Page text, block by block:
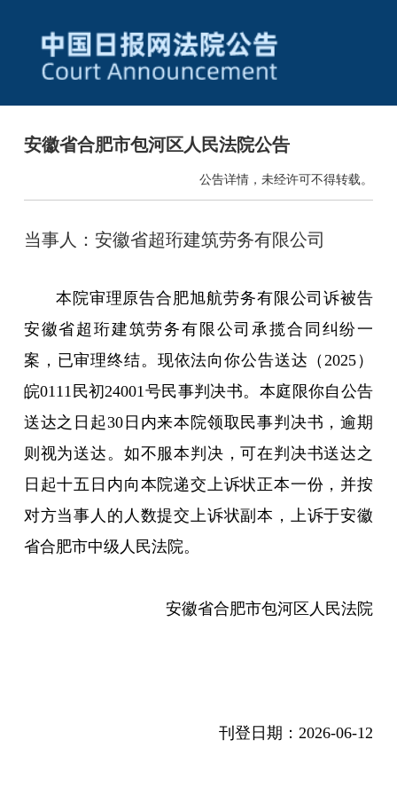
安徽省合肥市包河区人民法院公告
公告详情，未经许可不得转载。
当事人：安徽省超珩建筑劳务有限公司
本院审理原告合肥旭航劳务有限公司诉被告
安徽省超珩建筑劳务有限公司承揽合同纠纷一
案，已审理终结。现依法向你公告送达（2025）
皖0111民初24001号民事判决书。本庭限你自公告
送达之日起30日内来本院领取民事判决书，逾期
则视为送达。如不服本判决，可在判决书送达之
日起十五日内向本院递交上诉状正本一份，并按
对方当事人的人数提交上诉状副本，上诉于安徽
省合肥市中级人民法院。
安徽省合肥市包河区人民法院
刊登日期：2026-06-12